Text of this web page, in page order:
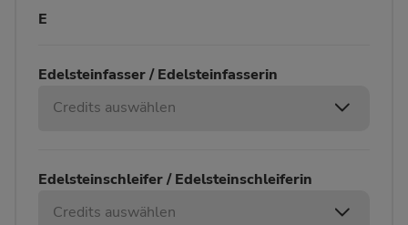
E
Edelsteinfasser / Edelsteinfasserin
Credits auswählen
Edelsteinschleifer / Edelsteinschleiferin
Credits auswählen